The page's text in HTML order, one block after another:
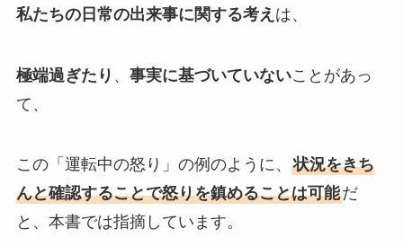
私たちの日常の出来事に関する考え は、
極端過ぎたり 、 事実に基づいていないことがあっ
て、
この「運転中の怒り」の例のように、 状況をきち
んと確認することで怒りを鎮めることは可能だ
と、本書では指摘しています。